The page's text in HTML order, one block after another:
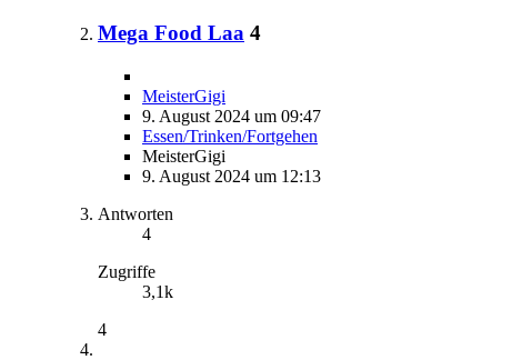
Mega Food Laa 4
MeisterGigi
9. August 2024 um 09:47
Essen/Trinken/Fortgehen
MeisterGigi
9. August 2024 um 12:13
Antworten
4
Zugriffe
3,1k
4